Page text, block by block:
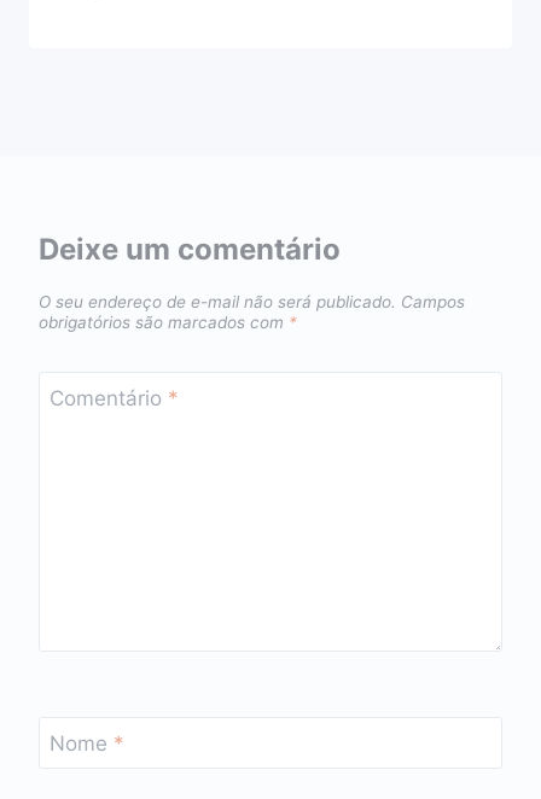
Deixe um comentário
O seu endereço de e-mail não será publicado. Campos
obrigatórios são marcados com *
Comentário *
Nome *